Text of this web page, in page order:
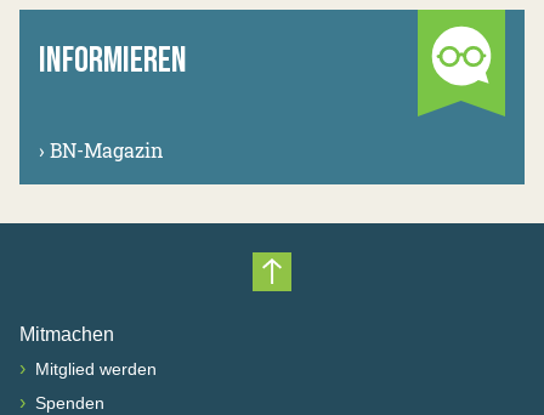
INFORMIEREN
› BN-Magazin
Nach oben scrollen
Mitmachen
› Mitglied werden
› Spenden